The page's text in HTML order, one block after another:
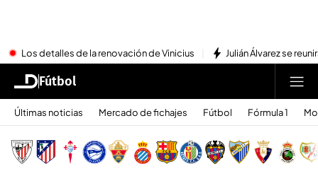
Los detalles de la renovación de Vinicius Julián Álvarez se
Fútbol
Últimas noticias Mercado de fichajes Fútbol Fórmula 1